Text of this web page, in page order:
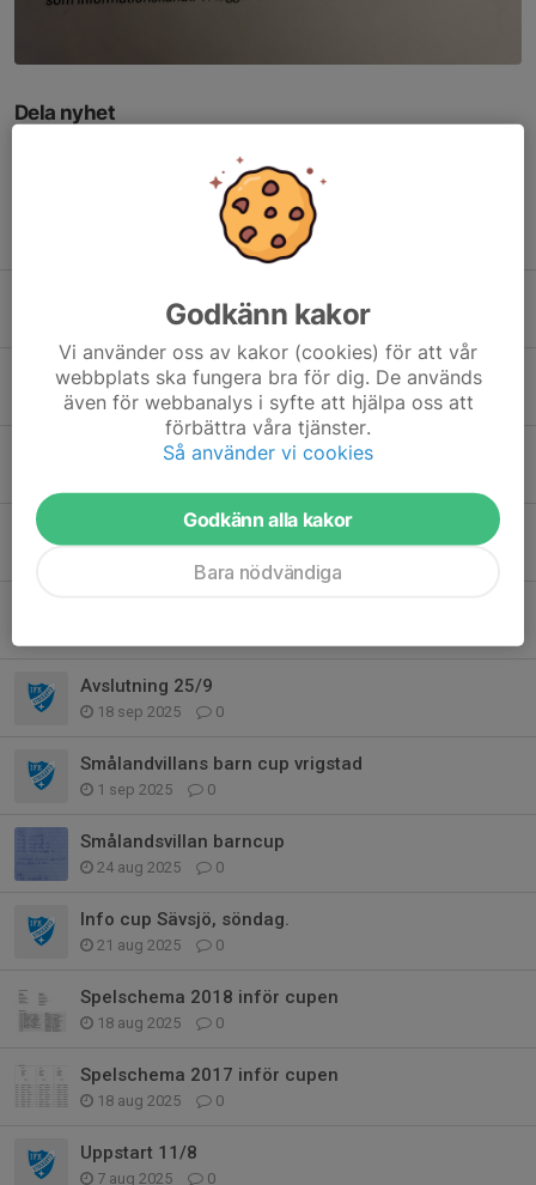
Dela nyhet
13 maj, 12:24 0
Lagerbutiksdagen 8 Maj
4 maj, 20:22 2
Cupen i Lammhult 9/2
Inställd träning
Avslutning 25/9
18 sep 2025 0
Smålandvillans barn cup vrigstad
1 sep 2025 0
Smålandsvillan barncup
24 aug 2025 0
Info cup Sävsjö, söndag.
21 aug 2025 0
Spelschema 2018 inför cupen
18 aug 2025 0
Spelschema 2017 inför cupen
18 aug 2025 0
Uppstart 11/8
7 aug 2025 0
Godkänn kakor
Vi använder oss av kakor (cookies) för att vår
webbplats ska fungera bra för dig. De används
även för webbanalys i syfte att hjälpa oss att
förbättra våra tjänster.
Så använder vi cookies
Godkänn alla kakor
Bara nödvändiga